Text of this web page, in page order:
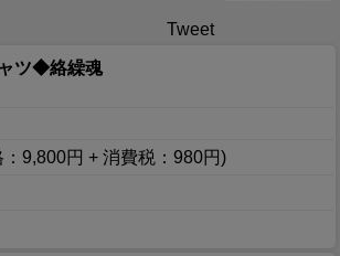
Tweet
ツ◆絡繰魂
：9,800円 + 消費税：980円)